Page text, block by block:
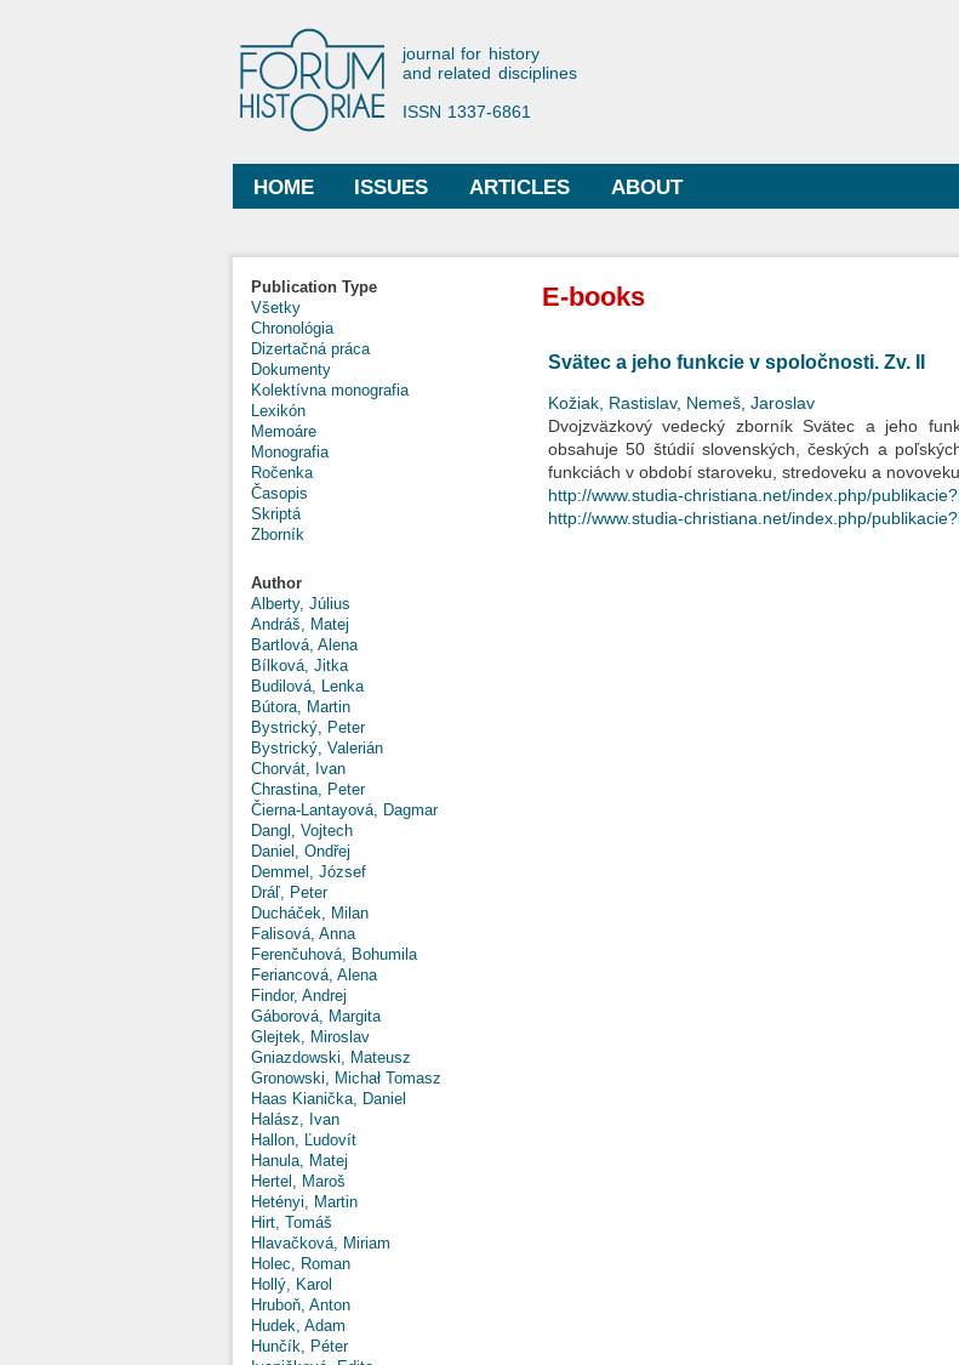
Forum Historiae
journal for history
and related disciplines
ISSN 1337-6861
Main menu
HOME ISSUES ARTICLES ABOUT
Publication Type
Všetky
Chronológia
Dizertačná práca
Dokumenty
Kolektívna monografia
Lexikón
Memoáre
Monografia
Ročenka
Časopis
Skriptá
Zborník
Author
Alberty, Július
Andráš, Matej
Bartlová, Alena
Bílková, Jitka
Budilová, Lenka
Bútora, Martin
Bystrický, Peter
Bystrický, Valerián
Chorvát, Ivan
Chrastina, Peter
Čierna-Lantayová, Dagmar
Dangl, Vojtech
Daniel, Ondřej
Demmel, József
Dráľ, Peter
Ducháček, Milan
Falisová, Anna
Ferenčuhová, Bohumila
Feriancová, Alena
Findor, Andrej
Gáborová, Margita
Glejtek, Miroslav
Gniazdowski, Mateusz
Gronowski, Michał Tomasz
Haas Kianička, Daniel
Halász, Ivan
Hallon, Ľudovít
Hanula, Matej
Hertel, Maroš
Hetényi, Martin
Hirt, Tomáš
Hlavačková, Miriam
Holec, Roman
Hollý, Karol
Hruboň, Anton
Hudek, Adam
Hunčík, Péter
E-books
Svätec a jeho funkcie v spoločnosti. Zv. II
Kožiak, Rastislav, Nemeš, Jaroslav
Dvojzväzkový vedecký zborník Svätec a jeho
obsahuje 50 štúdií slovenských, českých a
funkciách v období staroveku, stredoveku a novoveku.
http://www.studia-christiana.net/index.php/
http://www.studia-christiana.net/index.php/